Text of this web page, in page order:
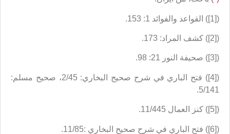
([1]) القواعد والفوائد 1: 153.
([2]) كشف المراد: 173.
([3]) صحيفة النور 21: 98.
([4]) فتح الباري في شرح صحيح البخاري: 2/45، صحيح مسلم:
5/141.
([5]) كنز العمال 11/445.
([6]) فتح الباري في شرح صحيح البخاري :11/85.